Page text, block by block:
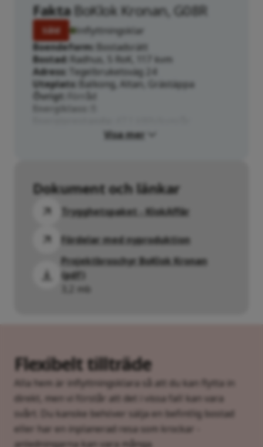
FaktaBoKlok Kronan, G08R
Såld
Inflyttningsklar
Boendeform
Bostadsrätt
Bostad
Radhus, 5 RoK, 117 kvm
Adress
Tegelbruketsväg 24
Uteplats
Balkong, Altan, Grästäppa
Övrigt
Visa mer
Dokument och länkar
Trygghetspaket - KlokAffär
Fördelar med nyproduktion
Projektbroschyr BoKlok Kronan
(pdf)
3,2 mb
Flexibelt tillträde
Alla hem är inflyttningsklara så att du kan flytta in
direkt, men vi förstår att det i vissa fall kan vara
svårt. Du kanske behöver sälja en befintlig bostad
eller har en inplanerad resa som krockar -
anledningarna kan vara många.